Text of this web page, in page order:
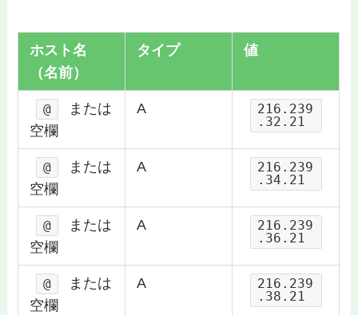
ホスト名
（名前）
タイプ 値
@
または
空欄
A
216.239
.32.21
@
または
空欄
A
216.239
.34.21
@
または
空欄
A
216.239
.36.21
@
または
空欄
A
216.239
.38.21